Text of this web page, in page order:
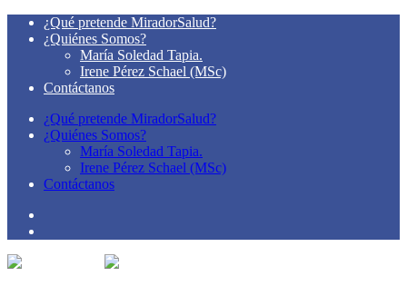
¿Qué pretende MiradorSalud?
¿Quiénes Somos?
María Soledad Tapia.
Irene Pérez Schael (MSc)
Contáctanos
¿Qué pretende MiradorSalud?
¿Quiénes Somos?
María Soledad Tapia.
Irene Pérez Schael (MSc)
Contáctanos